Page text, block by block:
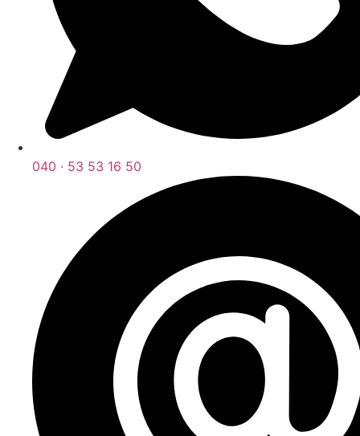
040 · 53 53 16 50